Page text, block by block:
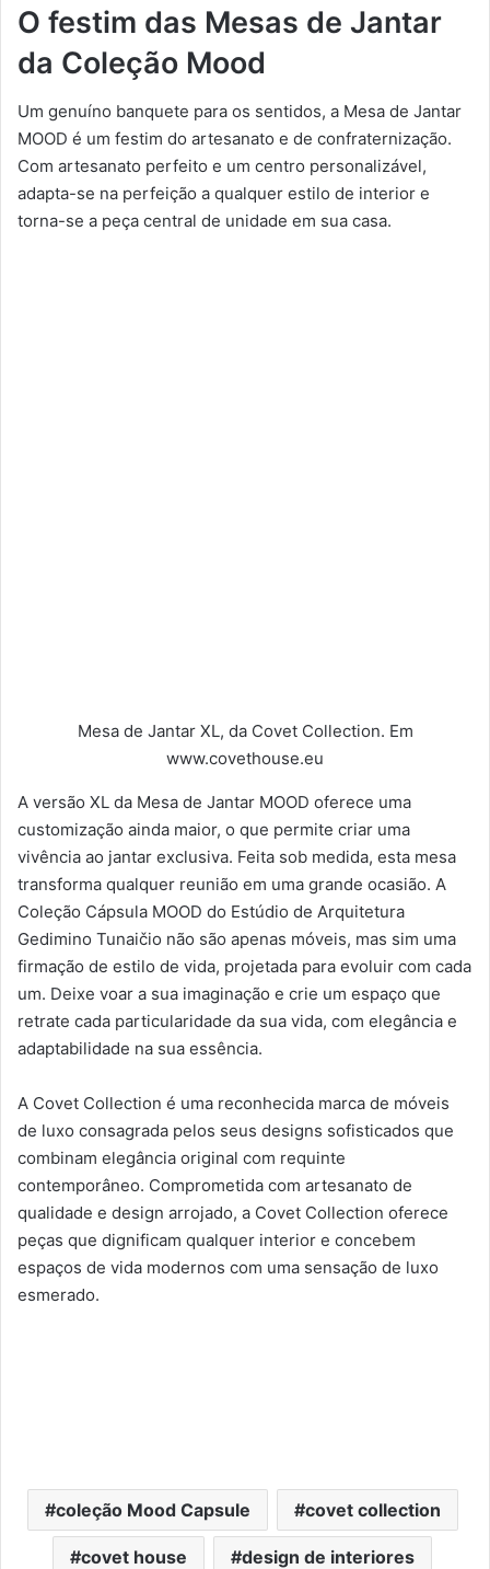
O festim das Mesas de Jantar
da Coleção Mood
Um genuíno banquete para os sentidos, a Mesa de Jantar
MOOD é um festim do artesanato e de confraternização.
Com artesanato perfeito e um centro personalizável,
adapta-se na perfeição a qualquer estilo de interior e
torna-se a peça central de unidade em sua casa.
Mesa de Jantar XL, da Covet Collection. Em
www.covethouse.eu
A versão XL da Mesa de Jantar MOOD oferece uma
customização ainda maior, o que permite criar uma
vivência ao jantar exclusiva. Feita sob medida, esta mesa
transforma qualquer reunião em uma grande ocasião. A
Coleção Cápsula MOOD do Estúdio de Arquitetura
Gedimino Tunaičio não são apenas móveis, mas sim uma
firmação de estilo de vida, projetada para evoluir com cada
um. Deixe voar a sua imaginação e crie um espaço que
retrate cada particularidade da sua vida, com elegância e
adaptabilidade na sua essência.
A Covet Collection é uma reconhecida marca de móveis
de luxo consagrada pelos seus designs sofisticados que
combinam elegância original com requinte
contemporâneo. Comprometida com artesanato de
qualidade e design arrojado, a Covet Collection oferece
peças que dignificam qualquer interior e concebem
espaços de vida modernos com uma sensação de luxo
esmerado.
coleção Mood Capsule covet collection
covet house design de interiores